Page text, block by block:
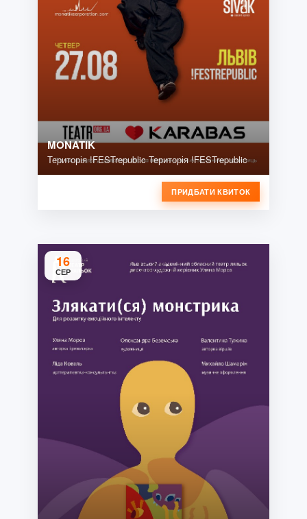
MONATIK
Територія !FESTrepublic Територія !FESTrepublic
ПРИДБАТИ КВИТОК
16
СЕР